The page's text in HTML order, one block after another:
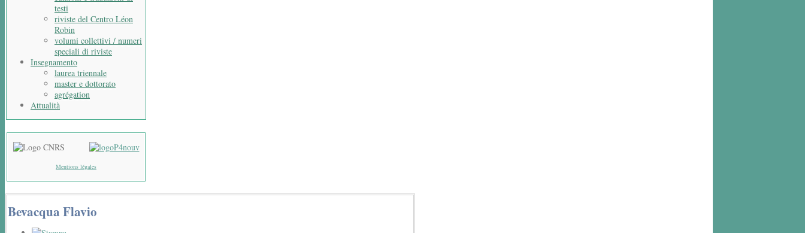
testi
riviste del Centro Léon
Robin
volumi collettivi / numeri
speciali di riviste
Insegnamento
laurea triennale
master e dottorato
agrégation
Attualità
Mentions légales
Bevacqua Flavio